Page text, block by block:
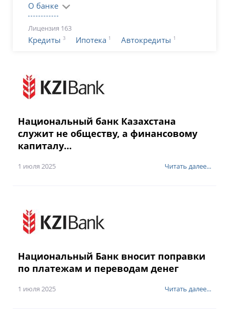
О банке
Лицензия 163
Кредиты 3 Ипотека 1 Автокредиты 1
Национальный банк Казахстана
служит не обществу, а финансовому
капиталу…
1 июля 2025 Читать далее...
Национальный Банк вносит поправки
по платежам и переводам денег
1 июля 2025 Читать далее...